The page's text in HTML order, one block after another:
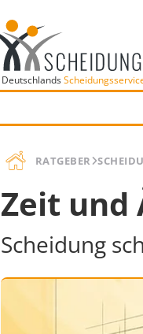
Deutschlands
RATGEBER
Zeit und
Scheidung